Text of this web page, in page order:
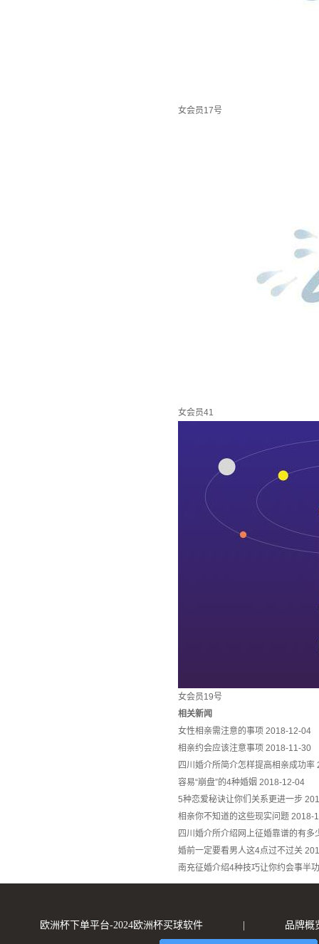
女会员17号
女会员41
女会员19号
相关新闻
女性相亲需注意的事项 2018-12-04
相亲约会应该注意事项 2018-11-30
四川婚介所简介怎样提高相亲成功率
容易“崩盘”的4种婚姻 2018-12-04
5种恋爱秘诀让你们关系更进一步
相亲你不知道的这些现实问题 2018-
四川婚介所介绍网上征婚靠谱的有多
婚前一定要看男人这4点过不过关
南充征婚介绍4种技巧让你约会事半
欧洲杯下单平台-2024欧洲杯买球软件 品牌概